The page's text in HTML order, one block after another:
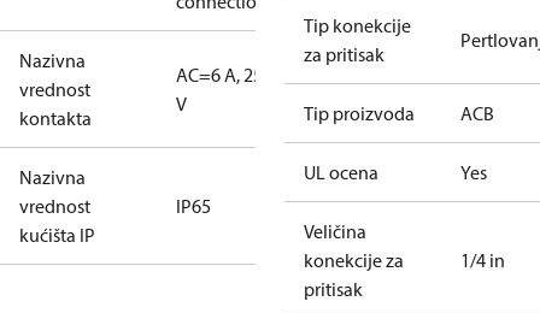
Nazivna
vrednost
kontakta
AC=6 A, 250
V
Nazivna
vrednost
kućišta IP
IP65
Tip konekcije
za pritisak
Tip proizvoda ACB
UL ocena Yes
Veličina
konekcije za
pritisak
1/4 in